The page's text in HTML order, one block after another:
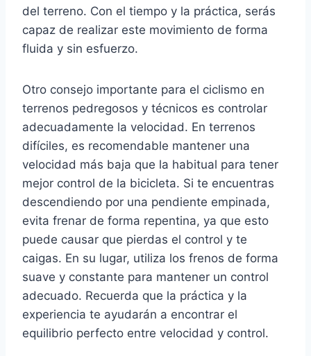
del terreno. Con el tiempo y la práctica, serás
capaz de realizar este movimiento de forma
fluida y sin esfuerzo.
Otro consejo importante para el ciclismo en
terrenos pedregosos y técnicos es controlar
adecuadamente la velocidad. En terrenos
difíciles, es recomendable mantener una
velocidad más baja que la habitual para tener
mejor control de la bicicleta. Si te encuentras
descendiendo por una pendiente empinada,
evita frenar de forma repentina, ya que esto
puede causar que pierdas el control y te
caigas. En su lugar, utiliza los frenos de forma
suave y constante para mantener un control
adecuado. Recuerda que la práctica y la
experiencia te ayudarán a encontrar el
equilibrio perfecto entre velocidad y control.